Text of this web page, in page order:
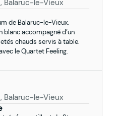
Balaruc-le-Vieux
de Balaruc-le-Vieux.
blanc accompagné d’un
chauds servis à table.
le Quartet Feeling.
Balaruc-le-Vieux